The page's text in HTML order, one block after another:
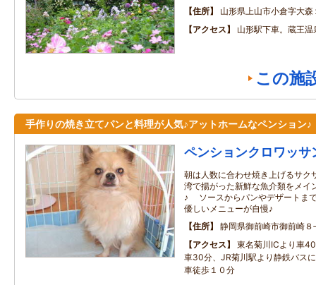
住所
山形県上山市小倉字大森
アクセス
山形駅下車。蔵王
この施
手作りの焼き立てパンと料理が人気♪アットホームなペンション♪
ペンションクロワッサ
朝は人数に合わせ焼き上げるサク
湾で揚がった新鮮な魚介類をメイ
♪ ソースからパンやデザートま
優しいメニューが自慢♪
住所
静岡県御前崎市御前崎８
アクセス
東名菊川ICより車
車30分、JR菊川駅より静鉄バス
車徒歩１０分